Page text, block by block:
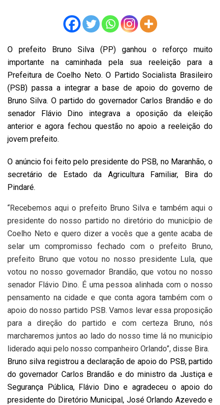
O prefeito Bruno Silva (PP) ganhou o reforço muito
importante na caminhada pela sua reeleição para a
Prefeitura de Coelho Neto. O Partido Socialista Brasileiro
(PSB) passa a integrar a base de apoio do governo de
Bruno Silva. O partido do governador Carlos Brandão e do
senador Flávio Dino integrava a oposição da eleição
anterior e agora fechou questão no apoio a reeleição do
jovem prefeito.
O anúncio foi feito pelo presidente do PSB, no Maranhão, o
secretário de Estado da Agricultura Familiar, Bira do
Pindaré.
“Recebemos aqui o prefeito Bruno Silva e também aqui o
presidente do nosso partido no diretório do município de
Coelho Neto e quero dizer a vocês que a gente acaba de
selar um compromisso fechado com o prefeito Bruno,
prefeito Bruno que votou no nosso presidente Lula, que
votou no nosso governador Brandão, que votou no nosso
senador Flávio Dino. É uma pessoa alinhada com o nosso
pensamento na cidade e que conta agora também com o
apoio do nosso partido PSB. Vamos levar essa proposição
para a direção do partido e com certeza Bruno, nós
marcharemos juntos ao lado do nosso time lá no município
liderado aqui pelo nosso companheiro Orlando”, disse Bira.
Bruno silva registrou a declaração de apoio do PSB, partido
do governador Carlos Brandão e do ministro da Justiça e
Segurança Pública, Flávio Dino e agradeceu o apoio do
presidente do Diretório Municipal, José Orlando Azevedo e